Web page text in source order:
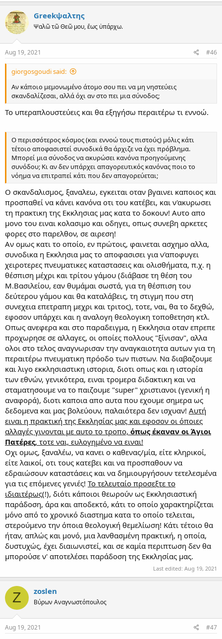
Greekψαλτης
Ψαλῶ τῶ Θεῶ μου, ἕως ὑπάρχω.
Aug 19, 2021 #46
giorgosgoudi said:
Αν κάποιο μεμονωμένο άτομο σου πει να μη νηστεύεις
σκανδαλίζεσαι, αλλά όχι αν στο πει μια σύνοδος;
Το υπεραπλουστεύεις και θα εξηγήσω περαιτέρω τι εννοώ.
Ο περισσότερος κόσμος (και εννοώ τους πιστούς) μόλις κάτι
τέτοιο αποφασιστεί συνοδικά θα άρχιζε να έχει πρόβλημα.
Μπορεί μια σύνοδος να ακυρώσει κανόνα προηγούμενης
συνόδου; Κι αν δεν υπάρχει απαγορευτικός κανόνας ποιο το
νόημα να επιτραπεί κάτι που δεν απαγορεύεται;
Ο σκανδαλισμος, ξαναλεω, εγκειται οταν βγαινει καποιος και
προσπαθεί να κάνει κανόνα οτι του κατέβει, και ν'ακυρωσει
τη πρακτικη της Εκκλησιας μας κατα το δοκουν! Αυτο απο
μονο του ειναι κολασιμο και οδηγει, οπως συνεβη αρκετες
φορες στο παρελθον, σε αιρεση!
Αν ομως κατι το οποίο, εν πρώτοις, φαινεται ασχημο αλλα,
συνοδικα η Εκκλησια μας το αποφασισει για ν'αποφυγει
χειροτερες πνευματικες καταστασεις και ολισθήματα, π.χ. η
θέσπιση μέχρι και τρίτου γάμου (διάβασε τη θέση του
Μ.Βασιλείου, εαν θυμάμαι σωστά, για τη θέσπιση του
δεύτερου γάμου και θα καταλάβεις, τη στιγμη που στη
συνεχεια επετραπη μεχρι και τριτος), τοτε, ναι, θα το δεχθώ,
εφοσον υπάρχει και η αναλογη θεολογικη τοποθετηση κτλ.
Οπως ανεφερα και στο παραδειγμα, η Εκκλησια οταν επρεπε
προχωρησε σε αλλαγες, οι οποίες πολλους "ξίνισαν", αλλα
ολοι στο τελος αναγνωρισαν την αναγκαιοτητα αυτων για τη
περαιτέρω πνευματικη πρόοδο των πιστων. Να διαβαζουμε
και λιγο εκκλησιαστικη ιστορια, διοτι οπως και η ιστορία
των εθνών, γενικότερα, ειναι τρομερα διδακτικη και να
σταματησουμε να το παιζουμε "super" χριστιανοι (γενική η
αναφορά), διοτι καποια απο αυτα που εχουμε σημερα ως
δεδομενα και μας βολεύουν, παλαιότερα δεν ισχυαν! Αυτή
ειναι η πρακτική της Εκκλησίας μας και εφοσον οι όποιες
αλλαγές γινονται με αυτο το τροπο, όπως έκαναν οι Άγιοι
Πατέρες, τοτε ναι, ευλογημένο να ειναι!
Οχι ομως, ξαναλέω, να κανει ο καθενας/μία, είτε κληρικοί,
είτε λαικοί, οτι τους κατεβει και να προσπαθουν να
εδραιώσουν καταστάσεις και να δημιουργήσουν τετελεσμένα
για τις επόμενες γενιές! Το τελευταίο προσεξτε το
ιδιαιτέρως(!), διότι κάποιοι θεωρούν ως Εκκλησιαστική
παράδοση, άρα και αποδεκτό, κάτι το οποίο χαρακτηρίζεται
μόνο από το χρονικό διαστημα κατα το οποίο τελειται,
στερούμενο την όποια θεολογική θεμελίωση! Κάτι τέτοιο θα
ήταν, απλώς και μονό, μια λανθασμένη πρακτική, η οποία,
δυστυχώς, έχει διαιωνιστεί, και σε καμία περιπτωση δεν θα
μπορούσε ν' αποτελέσει παράδοση της Εκκλησίας μας.
Last edited: Aug 19, 2021
Z zoslen
Βύρων Αναγνωστόπουλος
Aug 19, 2021 #47